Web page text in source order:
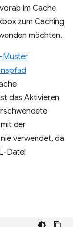
im Cache
zum Caching
möchten.
Muster
das Aktivieren
der
verwendet, da
Datei